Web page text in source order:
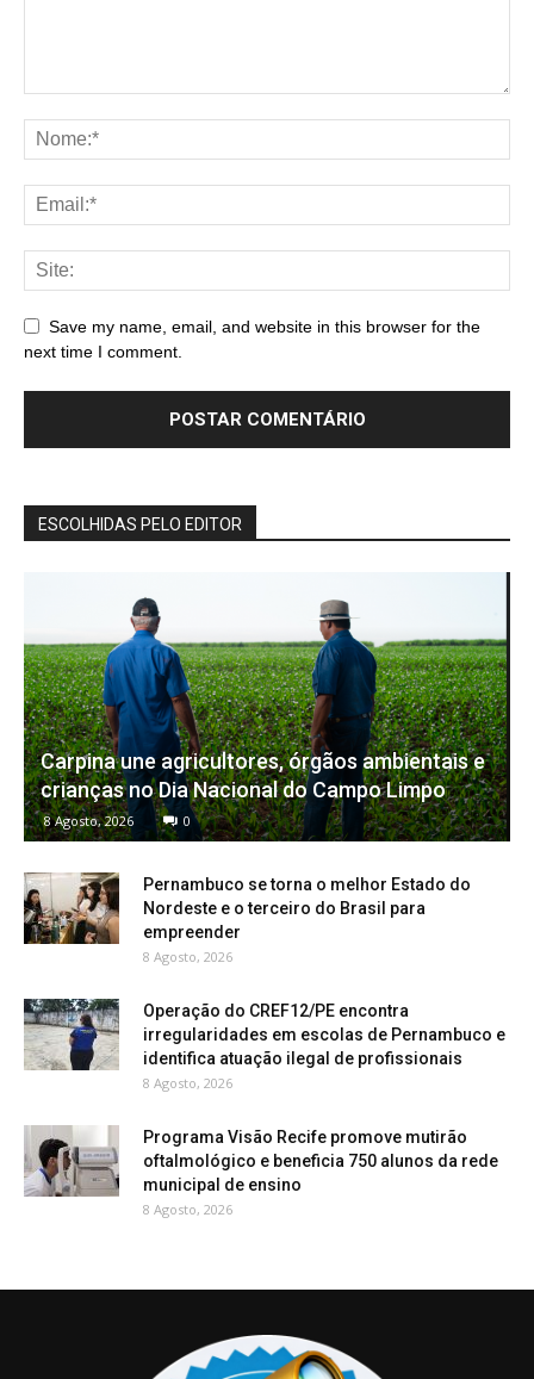
Save my name, email, and website in this browser for the
next time I comment.
ESCOLHIDAS PELO EDITOR
Carpina une agricultores, órgãos ambientais e
crianças no Dia Nacional do Campo Limpo
8 Agosto, 2026 0
Pernambuco se torna o melhor Estado do
Nordeste e o terceiro do Brasil para
empreender
8 Agosto, 2026
Operação do CREF12/PE encontra
irregularidades em escolas de Pernambuco e
identifica atuação ilegal de profissionais
8 Agosto, 2026
Programa Visão Recife promove mutirão
oftalmológico e beneficia 750 alunos da rede
municipal de ensino
8 Agosto, 2026